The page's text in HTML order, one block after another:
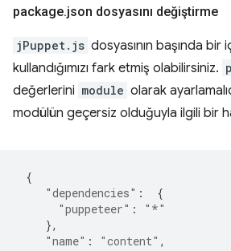
package.json dosyasını değiştirme
jPuppet.js dosyasının başında bir
kullandığımızı fark etmiş olabilirsiniz.
değerlerini module olarak
modülün geçersiz olduğuyla ilgili bir
{
"dependencies" :
{
"puppeteer" :
"*"
},
"name" : "content" ,